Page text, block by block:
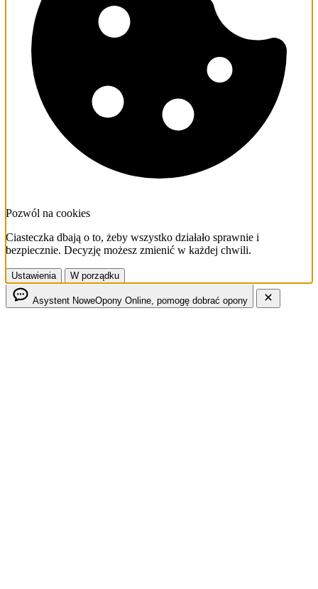
Pozwól na cookies
Ciasteczka dbają o to, żeby wszystko działało sprawnie i
bezpiecznie. Decyzję możesz zmienić w każdej chwili.
Ustawienia W porządku
Asystent NoweOpony Online, pomogę dobrać opony